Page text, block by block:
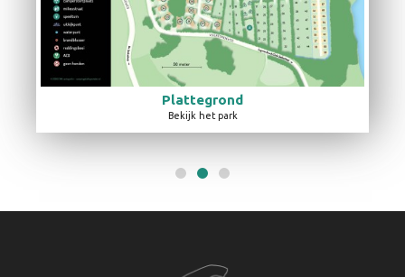
Plattegrond
Bekijk het park